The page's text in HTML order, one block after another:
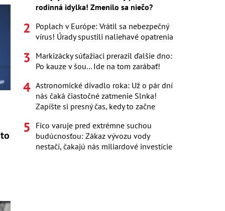
rodinná idylka! Zmenilo sa niečo?
Poplach v Európe: Vrátil sa nebezpečný
vírus! Úrady spustili naliehavé opatrenia
Markizácky súťažiaci prerazil ďalšie dno:
Po kauze v šou... Ide na tom zarábať!
Astronomické divadlo roka: Už o pár dní
nás čaká čiastočné zatmenie Slnka!
Zapíšte si presný čas, kedy to začne
Fico varuje pred extrémne suchou
budúcnosťou: Zákaz vývozu vody
nestačí, čakajú nás miliardové investície